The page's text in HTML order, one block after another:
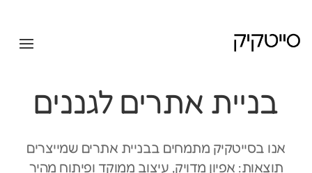
בניית אתרים לגננים
אנו בסייטקיק מתמחים בבניית אתרים שמייצרים
תוצאות: אפיון מדויק, עיצוב ממוקד ופיתוח מהיר